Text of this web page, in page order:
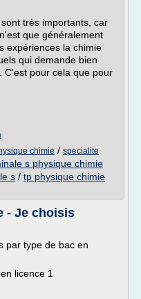
très importants, car
que généralement
expériences la chimie
qui demande bien
C'est pour cela que pour
chimie / specialite
s physique chimie
s / tp physique chimie
- Je choisis
par type de bac en
licence 1